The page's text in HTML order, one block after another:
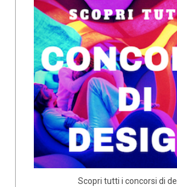
Scopri tutti i concorsi di